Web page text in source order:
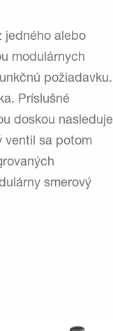
jedného alebo
modulárnych
požiadavku.
Príslušné
doskou nasleduje
ventil sa potom
smerový